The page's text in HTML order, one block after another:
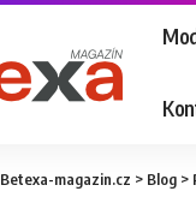
Betexa-magazin.cz > Blog >